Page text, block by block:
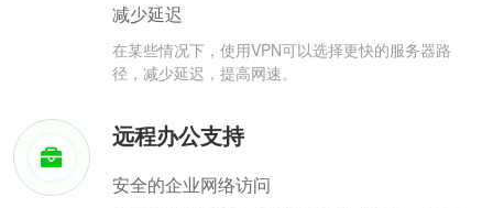
减少延迟
在某些情况下，使用VPN可以选择更快的服务器路
径，减少延迟，提高网速。
远程办公支持
安全的企业网络访问